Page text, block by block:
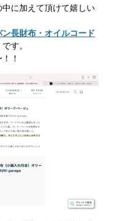
に加えて頂けて嬉しい
ン長財布・オイルコード
です。
！